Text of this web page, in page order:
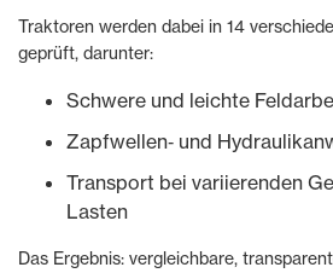
Traktoren werden dabei in 14
geprüft, darunter:
Schwere und leichte
Zapfwellen‑ und
Transport bei variierenden
Lasten
Das Ergebnis: vergleichbare,